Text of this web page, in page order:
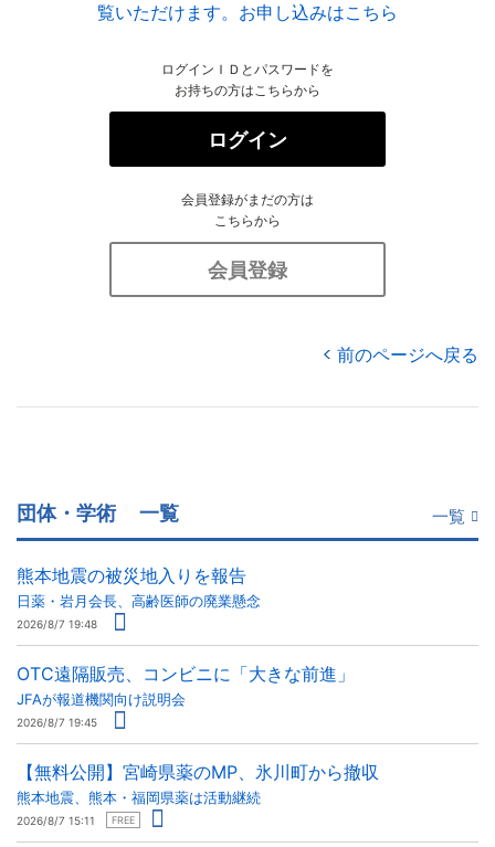
覧いただけます。お申し込みはこちら
ログインＩＤとパスワードを
お持ちの方はこちらから
ログイン
会員登録がまだの方は
こちらから
会員登録
前のページへ戻る
団体・学術 一覧 一覧
熊本地震の被災地入りを報告
日薬・岩月会長、高齢医師の廃業懸念
2026/8/7 19:48
OTC遠隔販売、コンビニに「大きな前進」
JFAが報道機関向け説明会
2026/8/7 19:45
【無料公開】宮崎県薬のMP、氷川町から撤収
熊本地震、熊本・福岡県薬は活動継続
2026/8/7 15:11 FREE